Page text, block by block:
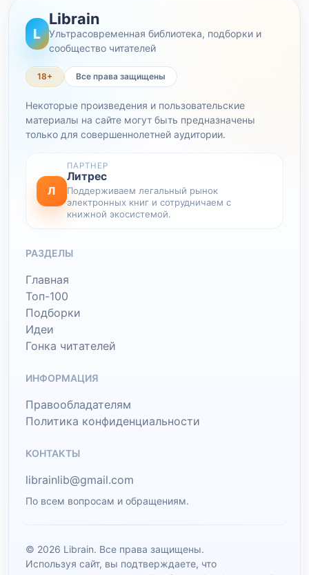
L
Librain
Ультрасовременная библиотека, подборки и
сообщество читателей
18+ Все права защищены
Некоторые произведения и пользовательские
материалы на сайте могут быть предназначены
только для совершеннолетней аудитории.
Л
ПАРТНЕР
Литрес
Поддерживаем легальный рынок
электронных книг и сотрудничаем с
книжной экосистемой.
РАЗДЕЛЫ
Главная
Топ-100
Подборки
Идеи
Гонка читателей
ИНФОРМАЦИЯ
Правообладателям
Политика конфиденциальности
КОНТАКТЫ
librainlib@gmail.com
По всем вопросам и обращениям.
© 2026 Librain. Все права защищены.
Используя сайт, вы подтверждаете, что